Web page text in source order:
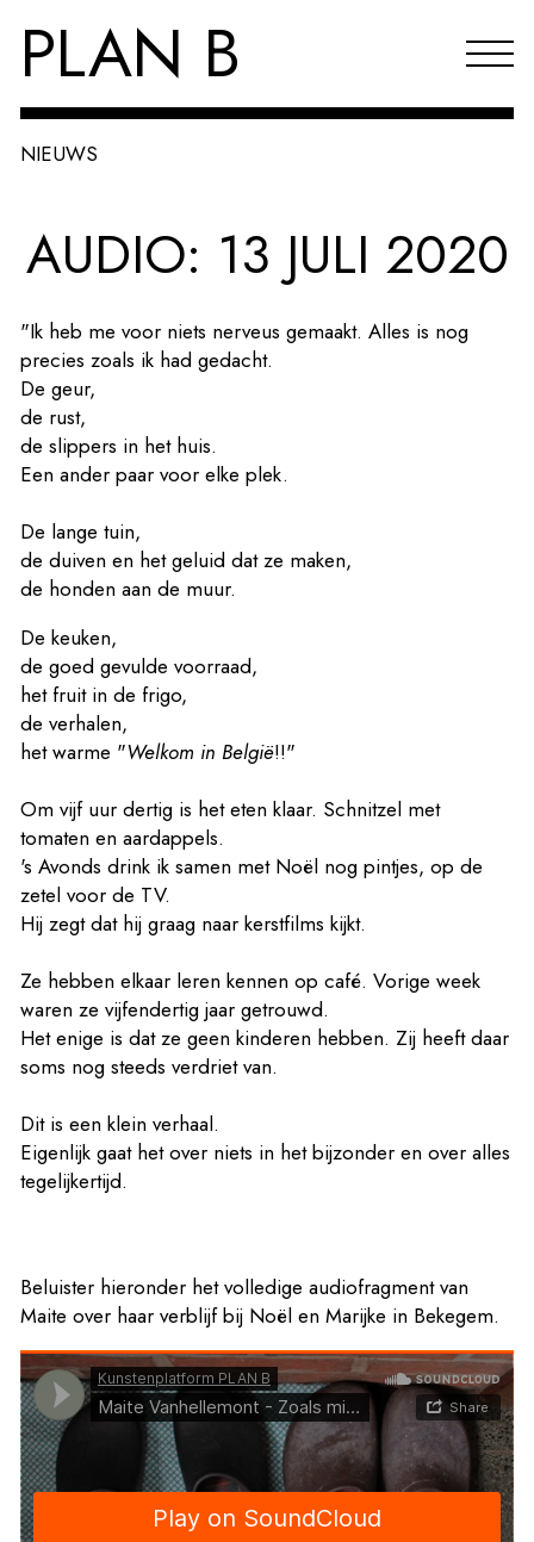
PLAN B
Agenda
Reflecties & publicaties
Over PLAN B
Index
EN
NIEUWS
AUDIO: 13 JULI 2020
"Ik heb me voor niets nerveus gemaakt. Alles is nog
precies zoals ik had gedacht.
De geur,
de rust,
de slippers in het huis.
Een ander paar voor elke plek.
De lange tuin,
de duiven en het geluid dat ze maken,
de honden aan de muur.
De keuken,
de goed gevulde voorraad,
het fruit in de frigo,
de verhalen,
het warme "Welkom in België!!"
Om vijf uur dertig is het eten klaar. Schnitzel met
tomaten en aardappels.
's Avonds drink ik samen met Noël nog pintjes, op de
zetel voor de TV.
Hij zegt dat hij graag naar kerstfilms kijkt.
Ze hebben elkaar leren kennen op café. Vorige week
waren ze vijfendertig jaar getrouwd.
Het enige is dat ze geen kinderen hebben. Zij heeft daar
soms nog steeds verdriet van.
Dit is een klein verhaal.
Eigenlijk gaat het over niets in het bijzonder en over alles
tegelijkertijd.
Beluister hieronder het volledige audiofragment van
Maite over haar verblijf bij Noël en Marijke in Bekegem.